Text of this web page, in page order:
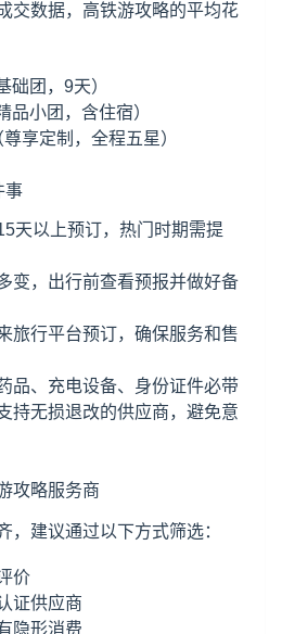
交数据，高铁游攻略的平均花
础团，9天）
品小团，含住宿）
享定制，全程五星）
事
天以上预订，热门时期需提
变，出行前查看预报并做好备
旅行平台预订，确保服务和售
品、充电设备、身份证件必带
持无损退改的供应商，避免意
攻略服务商
，建议通过以下方式筛选：
价
证供应商
隐形消费